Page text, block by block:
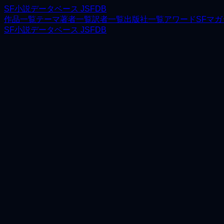
SF小説データベース JSFDB
作品一覧テーマ著者一覧訳者一覧出版社一覧アワードSFマガ
SF小説データベース JSFDB